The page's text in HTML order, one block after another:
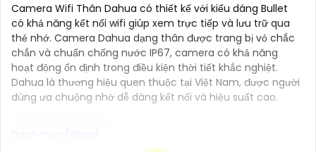
Camera Wifi Thân Dahua có thiết kế với kiểu dáng Bullet
có khả năng kết nối wifi giúp xem trực tiếp và lưu trữ qua
thẻ nhớ. Camera Dahua dạng thân được trang bị vỏ chắc
chắn và chuẩn chống nước IP67, camera có khả năng
hoạt động ổn định trong điều kiện thời tiết khắc nghiệt.
Dahua là thương hiệu quen thuộc tại Việt Nam, được người
dùng ưa chuộng nhờ dễ dàng kết nối và hiệu suất cao.